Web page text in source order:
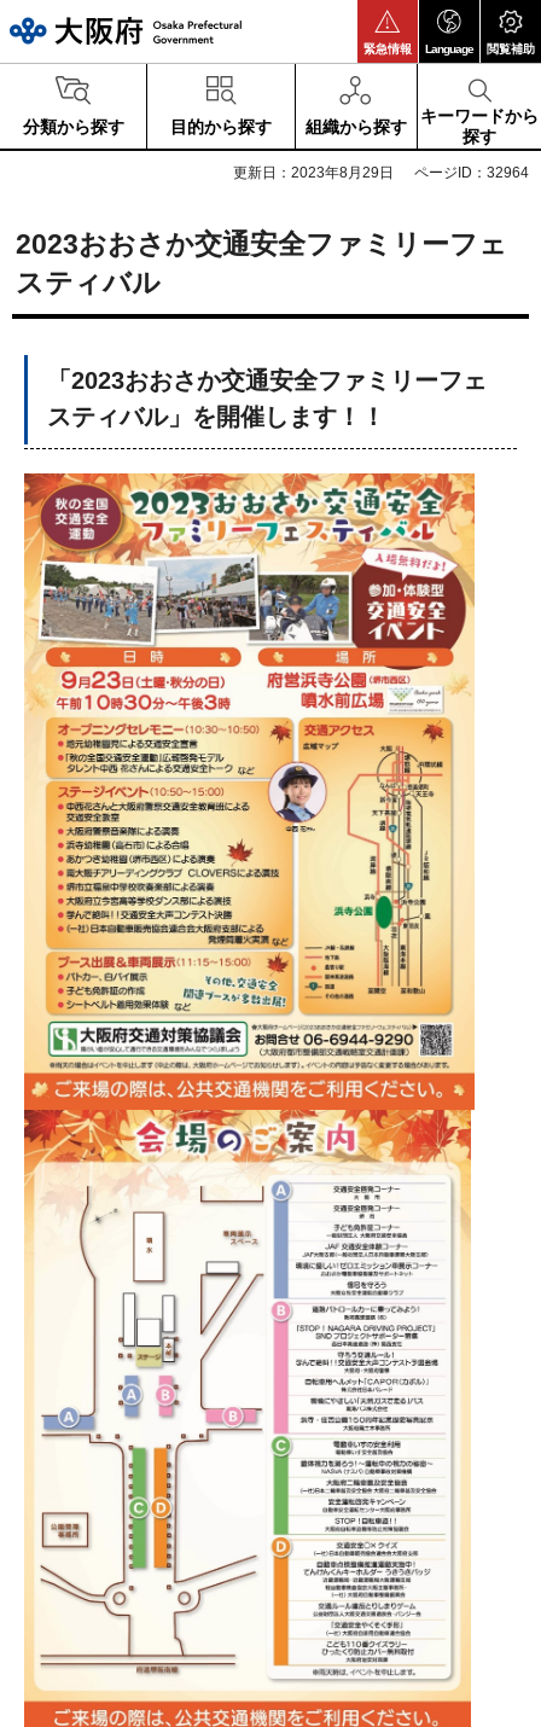
緊急情報 Language 閲覧補助
分類から探す 目的から探す 組織から探す
キーワードから
探す
更新日：2023年8月29日 ページID：32964
2023おおさか交通安全ファミリーフェ
スティバル
「2023おおさか交通安全ファミリーフェ
スティバル」を開催します！！